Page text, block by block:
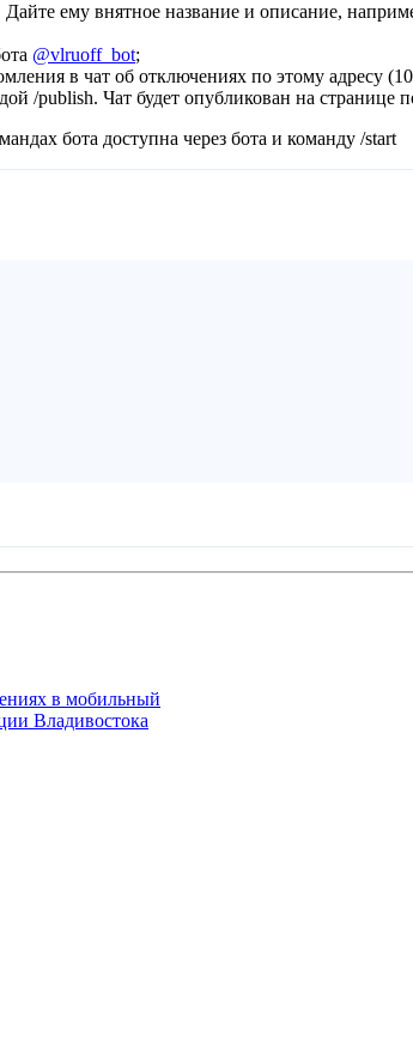
ему внятное название и описание,
@vlruoff_bot;
в чат об отключениях по этому адресу
/publish. Чат будет опубликован на странице
бота доступна через бота и команду /start
в мобильный
Владивостока